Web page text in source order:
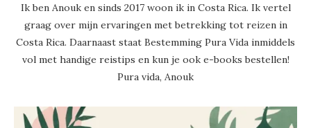
Ik ben Anouk en sinds 2017 woon ik in Costa Rica. Ik vertel
graag over mijn ervaringen met betrekking tot reizen in
Costa Rica. Daarnaast staat Bestemming Pura Vida inmiddels
vol met handige reistips en kun je ook e-books bestellen!
Pura vida, Anouk